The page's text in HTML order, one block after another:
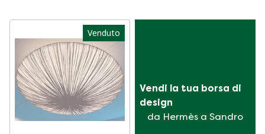
Venduto
Vendi la tua borsa di
design
da Hermès a Sandro